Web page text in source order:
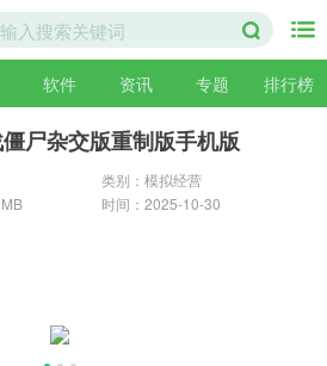
软件 资讯 专题 排行榜
尸杂交版重制版手机版
类别：模拟经营
时间：2025-10-30